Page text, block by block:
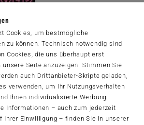
Cookies, um bestmögliche
zu können. Technisch notwendig sind
Cookies, die uns überhaupt erst
unsere Seite anzuzeigen. Stimmen Sie
auch Drittanbieter-Skripte geladen,
verwenden, um Ihr Nutzungsverhalten
Ihnen individualisierte Werbung
Informationen – auch zum jederzeit
Ihrer Einwilligung – finden Sie in unserer
so clever
anderem als Kennerspiel des Jahres
2019...